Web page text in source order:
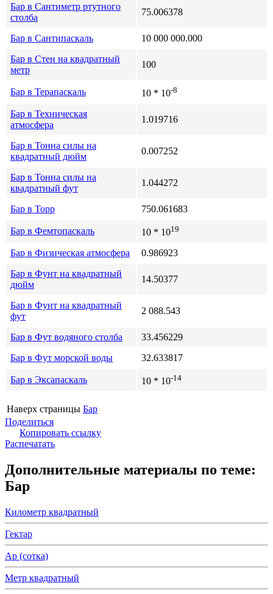
Бар в Сантиметр ртутного
столба
75.006378
Бар в Сантипаскаль
10 000 000.000
Бар в Стен на квадратный
метр
100
Бар в Терапаскаль 10 * 10-8
Бар в Техническая
атмосфера
1.019716
Бар в Тонна силы на
квадратный дюйм
0.007252
Бар в Тонна силы на
квадратный фут
1.044272
Бар в Торр 750.061683
Бар в Фемтопаскаль 10 * 1019
Бар в Физическая атмосфера
0.986923
Бар в Фунт на квадратный
дюйм
14.50377
Бар в Фунт на квадратный
фут
2 088.543
Бар в Фут водяного столба
33.456229
Бар в Фут морской воды
32.633817
Бар в Эксапаскаль 10 * 10-14
Наверх страницы Бар
Поделиться
Копировать ссылку
Распечатать
Дополнительные материалы по теме:
Бар
Километр квадратный
Гектар
Ар (сотка)
Метр квадратный